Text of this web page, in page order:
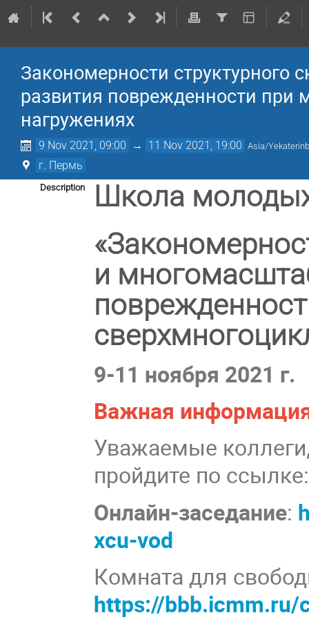
Закономерности структурного
развития поврежденности при
нагружениях
9 Nov 2021, 09:00 → 11 Nov 2021, 19:00 Asia/
г. Пермь
Description
Школа
и
9-11 ноября 2021 г.
Важная
Уважаемые
пройдите по ссылке:
Онлайн-заседание:
xcu-vod
Комната для
https://bbb.icmm.ru/